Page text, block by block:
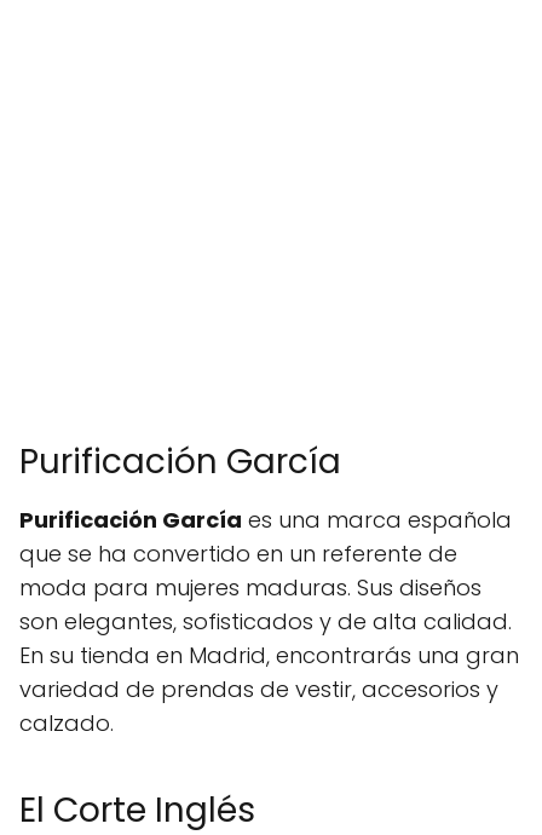
Purificación García
Purificación García es una marca española
que se ha convertido en un referente de
moda para mujeres maduras. Sus diseños
son elegantes, sofisticados y de alta calidad.
En su tienda en Madrid, encontrarás una gran
variedad de prendas de vestir, accesorios y
calzado.
El Corte Inglés